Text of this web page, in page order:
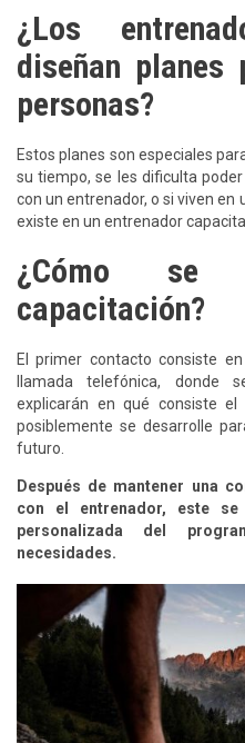
¿Los
diseñan
personas?
Estos planes son especiales
su tiempo, se les dificulta
con un entrenador, o si viven en
existe en un entrenador
¿Cómo se
capacitación?
El primer contacto consiste
llamada telefónica, donde
explicarán en qué consiste
posiblemente se desarrolle
futuro.
Después de mantener una
con el entrenador, este
personalizada del
necesidades.